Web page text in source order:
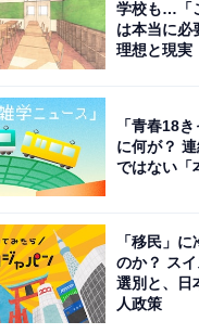
大学受験期に「一番励まされ
ランキング！ 2位「
学校も…「
は本当に必
理想と現実
「青春18
に何が？
ではない「
「移民」
のか？ ス
選別と、日
人政策